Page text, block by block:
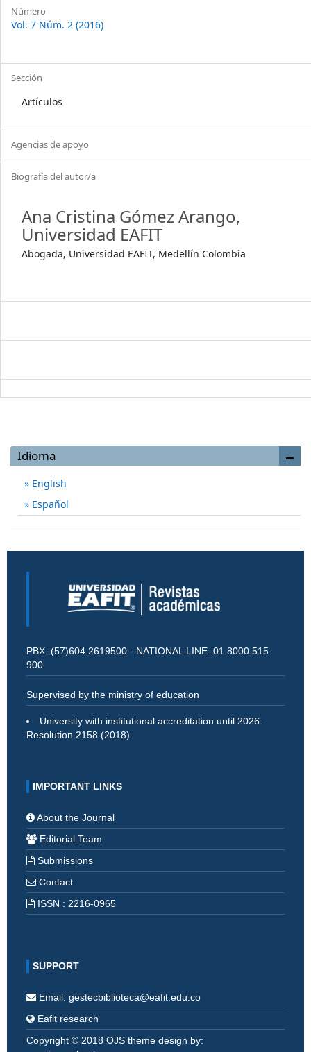
Article
Details
Número
Vol. 7 Núm. 2 (2016)
Sección
Artículos
Agencias de apoyo
Biografía del autor/a
Ana Cristina Gómez Arango,
Universidad EAFIT
Abogada, Universidad EAFIT, Medellín Colombia
Idioma
English
Español
PBX: (57)604 2619500 - NATIONAL LINE: 01 8000 515
900
Supervised by the ministry of education
University with institutional accreditation until 2026.
Resolution 2158 (2018)
IMPORTANT LINKS
About the Journal
Editorial Team
Submissions
Contact
ISSN : 2216-0965
SUPPORT
Email: gestecbiblioteca@eafit.edu.co
Eafit research
Copyright © 2018 OJS theme design by: